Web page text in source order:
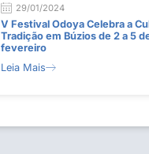
29/01/2024
V Festival Odoya Celebra a
Tradição em Búzios de 2 a 5
fevereiro
Leia Mais